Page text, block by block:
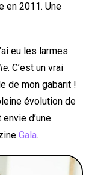
en 2011. Une
eu les larmes
. C’est un vrai
de mon gabarit !
évolution de
d’une
Gala.